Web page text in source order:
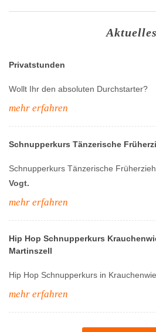
Aktuelles
Privatstunden
Wollt Ihr den absoluten Durchstarter?
mehr erfahren
Schnupperkurs Tänzerische
Schnupperkurs Tänzerische
Vogt.
mehr erfahren
Hip Hop Schnupperkurs
Martinszell
Hip Hop Schnupperkurs in
mehr erfahren